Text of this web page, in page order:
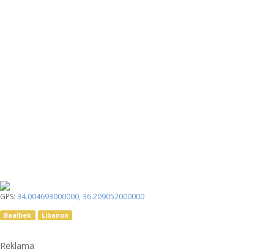
GPS: 34.004693000000, 36.209052000000
Baalbek Libanon
Reklama